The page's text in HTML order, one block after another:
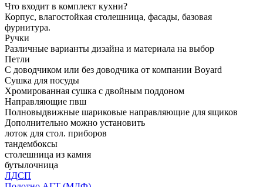
Что входит в комплект кухни?
Корпус, влагостойкая столешница, фасады, базовая
фурнитура.
Ручки
Различные варианты дизайна и материала на выбор
Петли
С доводчиком или без доводчика от компании Boyard
Сушка для посуды
Хромированная сушка с двойным поддоном
Направляющие пвш
Полновыдвижные шариковые направляющие для ящиков
Дополнительно можно установить
лоток для стол. приборов
тандембоксы
столешница из камня
бутылочница
ЛДСП